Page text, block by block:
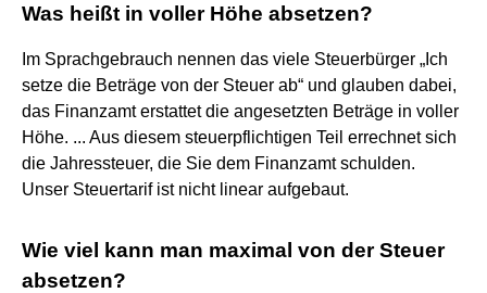
Was heißt in voller Höhe absetzen?
Im Sprachgebrauch nennen das viele Steuerbürger „Ich
setze die Beträge von der Steuer ab“ und glauben dabei,
das Finanzamt erstattet die angesetzten Beträge in voller
Höhe. ... Aus diesem steuerpflichtigen Teil errechnet sich
die Jahressteuer, die Sie dem Finanzamt schulden.
Unser Steuertarif ist nicht linear aufgebaut.
Wie viel kann man maximal von der Steuer
absetzen?